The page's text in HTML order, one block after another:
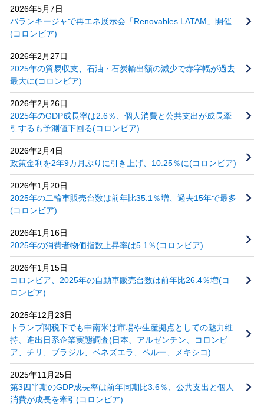
2026年5月7日
バランキージャで再エネ展示会「Renovables LATAM」開催
(コロンビア)
2026年2月27日
2025年の貿易収支、石油・石炭輸出額の減少で赤字幅が過去
最大に(コロンビア)
2026年2月26日
2025年のGDP成長率は2.6％、個人消費と公共支出が成長牽
引するも予測値下回る(コロンビア)
2026年2月4日
政策金利を2年9カ月ぶりに引き上げ、10.25％に(コロンビア)
2026年1月20日
2025年の二輪車販売台数は前年比35.1％増、過去15年で最多
(コロンビア)
2026年1月16日
2025年の消費者物価指数上昇率は5.1％(コロンビア)
2026年1月15日
コロンビア、2025年の自動車販売台数は前年比26.4％増(コ
ロンビア)
2025年12月23日
トランプ関税下でも中南米は市場や生産拠点としての魅力維
持、進出日系企業実態調査(日本、アルゼンチン、コロンビ
ア、チリ、ブラジル、ベネズエラ、ペルー、メキシコ)
2025年11月25日
第3四半期のGDP成長率は前年同期比3.6％、公共支出と個人
消費が成長を牽引(コロンビア)